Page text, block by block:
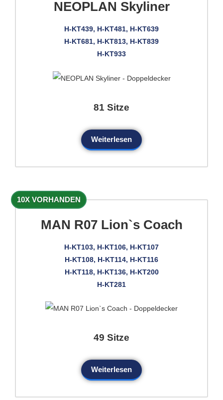
NEOPLAN Skyliner
H-KT439, H-KT481, H-KT639
H-KT681, H-KT813, H-KT839
H-KT933
81 Sitze
Weiterlesen
10X VORHANDEN
MAN R07 Lion`s Coach
H-KT103, H-KT106, H-KT107
H-KT108, H-KT114, H-KT116
H-KT118, H-KT136, H-KT200
H-KT281
49 Sitze
Weiterlesen